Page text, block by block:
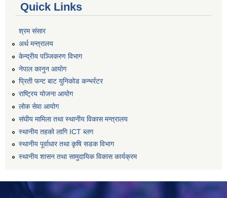
Quick Links
श्रम संसार
अर्थ मन्त्रालय
केन्द्रीय पञ्जिकरण विभाग
नेपाल कानुन आयोग
प्रिती फन्ट बाट युनिकोड कन्भर्रटर
राष्ट्रिय योजना आयोग
लोक सेवा आयोग
संघीय मामिला तथा स्थानीय विकास मन्त्रालय
स्थानीय तहको लागि ICT ब्लग
स्थानीय पूर्वाधार तथा कृषि सडक विभाग
स्थानीय शासन तथा सामुदायिक विकास कार्यक्रम